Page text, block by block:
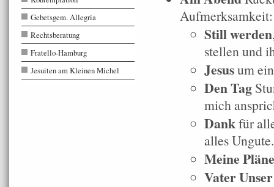
Aufmerksamkeit:
Still werden
stellen und
Jesusum
Den Tag
mich
Dankfür
alles Ungute.
Meine Pläne
Vater Unser
Gebetsgem. Allegria
Rechtsberatung
Fratello-Hamburg
Jesuiten am Kleinen Michel